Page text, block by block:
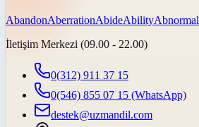
AbandonAberrationAbideAbilityAbnormal
İletişim Merkezi (09.00 - 22.00)
0(312) 911 37 15
0(546) 855 07 15 (WhatsApp)
destek@uzmandil.com